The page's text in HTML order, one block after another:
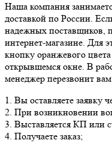
Наша компания
доставкой по России.
надежных поставщиков,
интернет-магазине. Для
кнопку оранжевого
открывшемся окне. В
менеджер перезвонит
1. Вы оставляете заявку
2. При возникновении
3. Выставляется КП или
4. Получаете заказ;